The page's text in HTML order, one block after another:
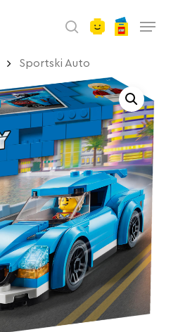
search
Sportski Auto